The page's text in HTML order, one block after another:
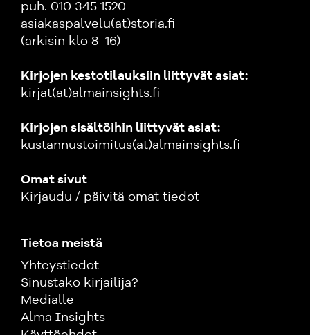
puh. 010 345 1520
asiakaspalvelu(at)storia.fi
(arkisin klo 8–16)
Kirjojen kestotilauksiin liittyvät asiat:
kirjat(at)almainsights.fi
Kirjojen sisältöihin liittyvät asiat:
kustannustoimitus(at)almainsights.fi
Omat sivut
Kirjaudu / päivitä omat tiedot
Tietoa meistä
Yhteystiedot
Sinustako kirjailija?
Medialle
Alma Insights